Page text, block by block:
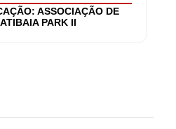
ASSOCIAÇÃO DE
PARK II